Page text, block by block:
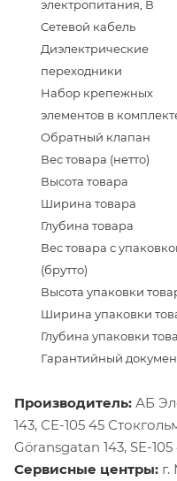
электропитания, В
Сетевой кабель
Диэлектрические
переходники
Набор крепежных
элементов в
Обратный клапан
Вес товара (нетто)
Высота товара
Ширина товара
Глубина товара
Вес товара с
(брутто)
Высота упаковки
Ширина упаковки
Глубина упаковки
Гарантийный
Производитель: АБ
143, СЕ-105 45
Göransgatan 143, SE-
Сервисные центры: